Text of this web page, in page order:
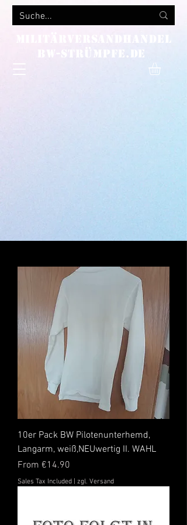
bw-strümpfe.de
10er Pack BW Pilotenunterhemd,
Langarm, weiß,NEUwertig II. WAHL
From €14.90
Sale Price
Sales Tax Included zgl. Versand